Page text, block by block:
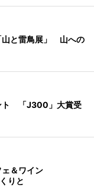
山と雷鳥展」 山への
ト 「J300」大賞受
＆ワイン
りと